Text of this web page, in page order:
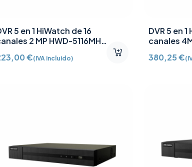
5 en 1 HiWatch de 16
2 MP HWD-5116MH-
€(IVA incluido)
DVR 5 en
canales
380,25€